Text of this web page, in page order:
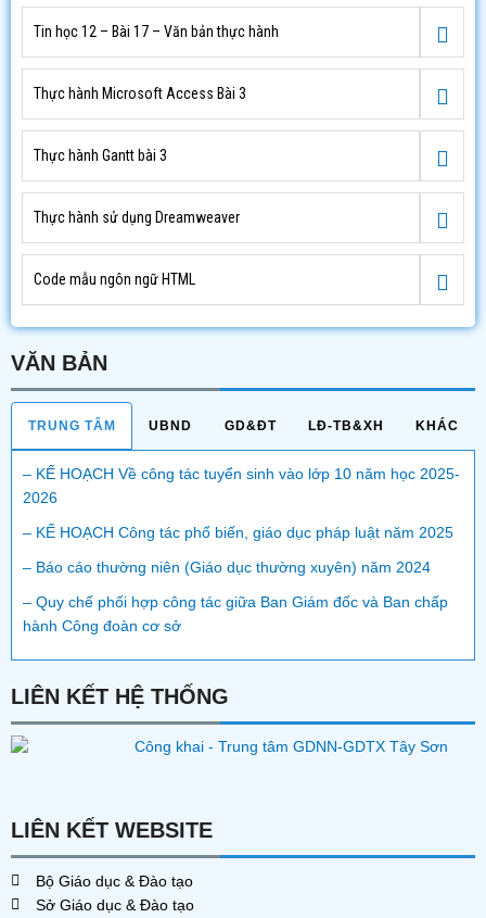
Tin học 12 – Bài 17 – Văn bản thực hành
Thực hành Microsoft Access Bài 3
Thực hành Gantt bài 3
Thực hành sử dụng Dreamweaver
Code mẫu ngôn ngữ HTML
VĂN BẢN
TRUNG TÂM UBND GD&ĐT LĐ-TB&XH KHÁC
– KẾ HOẠCH Về công tác tuyển sinh vào lớp 10 năm học 2025-
2026
– KẾ HOẠCH Công tác phổ biến, giáo dục pháp luật năm 2025
– Báo cáo thường niên (Giáo dục thường xuyên) năm 2024
– Quy chế phối hợp công tác giữa Ban Giám đốc và Ban chấp
hành Công đoàn cơ sở
LIÊN KẾT HỆ THỐNG
LIÊN KẾT WEBSITE
Bộ Giáo dục & Đào tạo
Sở Giáo dục & Đào tạo